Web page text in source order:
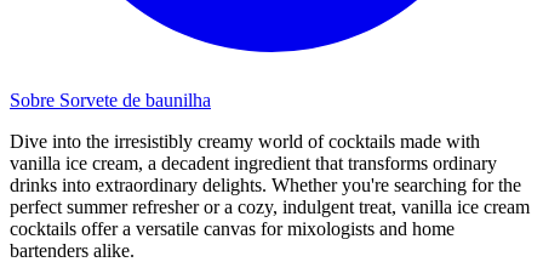
Sobre Sorvete de baunilha
Dive into the irresistibly creamy world of cocktails made with
vanilla ice cream, a decadent ingredient that transforms ordinary
drinks into extraordinary delights. Whether you're searching for the
perfect summer refresher or a cozy, indulgent treat, vanilla ice cream
cocktails offer a versatile canvas for mixologists and home
bartenders alike.